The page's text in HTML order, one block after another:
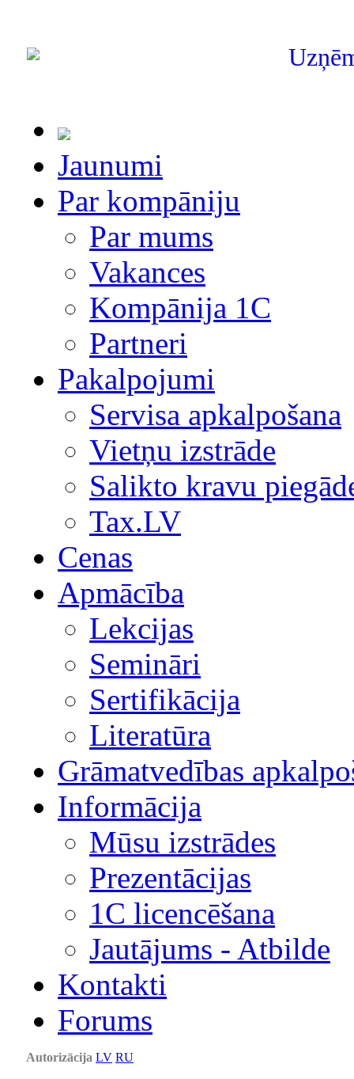
Jaunumi
Par kompāniju
Par mums
Vakances
Kompānija 1С
Partneri
Pakalpojumi
Servisa apkalpošana
Vietņu izstrāde
Salikto kravu
Tax.LV
Cenas
Apmācība
Lekcijas
Semināri
Sertifikācija
Literatūra
Grāmatvedības
Informācija
Mūsu izstrādes
Prezentācijas
1С licencēšana
Jautājums - Atbilde
Kontakti
Forums
Autorizācija LV RU